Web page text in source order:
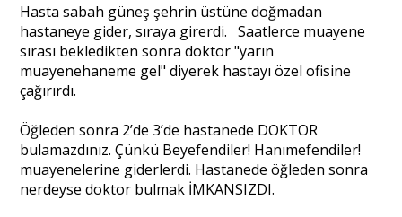
Eğitim
Ankara Analiz
Sağlık
Hasta sabah güneş şehrin üstüne doğmadan
hastaneye gider, sıraya girerdi. Saatlerce muayene
sırası bekledikten sonra doktor "yarın
muayenehaneme gel" diyerek hastayı özel ofisine
çağırırdı.
Öğleden sonra 2’de 3’de hastanede DOKTOR
bulamazdınız. Çünkü Beyefendiler! Hanımefendiler!
muayenelerine giderlerdi. Hastanede öğleden sonra
nerdeyse doktor bulmak İMKANSIZDI.